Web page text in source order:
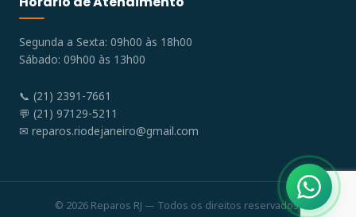
Segunda a Sexta: 09h00 às 18h00
Sábado: 09h00 às 13h00
📞 (21) 2391-7661
💬 (21) 97129-5211
✉ reparos.riodejaneiro@gmail.com
© 2026 Reparos RJ — Todos os direitos reservados.